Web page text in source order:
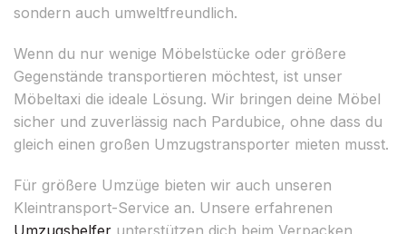
sondern auch umweltfreundlich.
Wenn du nur wenige Möbelstücke oder größere
Gegenstände transportieren möchtest, ist unser
Möbeltaxi die ideale Lösung. Wir bringen deine Möbel
sicher und zuverlässig nach Pardubice, ohne dass du
gleich einen großen Umzugstransporter mieten musst.
Für größere Umzüge bieten wir auch unseren
Kleintransport-Service an. Unsere erfahrenen
Umzugshelfer unterstützen dich beim Verpacken,